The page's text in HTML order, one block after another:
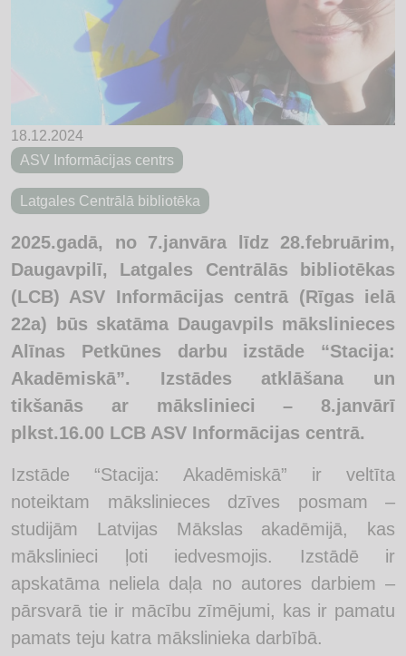
18.12.2024
ASV Informācijas centrs
Latgales Centrālā bibliotēka
2025.gadā, no 7.janvāra līdz 28.februārim,
Daugavpilī, Latgales Centrālās bibliotēkas
(LCB) ASV Informācijas centrā (Rīgas ielā
22a) būs skatāma Daugavpils mākslinieces
Alīnas Petkūnes darbu izstāde “Stacija:
Akadēmiskā”. Izstādes atklāšana un
tikšanās ar mākslinieci – 8.janvārī
plkst.16.00 LCB ASV Informācijas centrā.
Izstāde “Stacija: Akadēmiskā” ir veltīta
noteiktam mākslinieces dzīves posmam –
studijām Latvijas Mākslas akadēmijā, kas
mākslinieci ļoti iedvesmojis. Izstādē ir
apskatāma neliela daļa no autores darbiem –
pārsvarā tie ir mācību zīmējumi, kas ir pamatu
pamats teju katra mākslinieka darbībā.